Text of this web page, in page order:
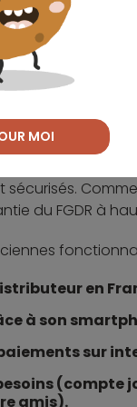
mois.
à 3 000
par carte
Comme
du FGDR à
en
à son
sur
(compte
amis).
MOI